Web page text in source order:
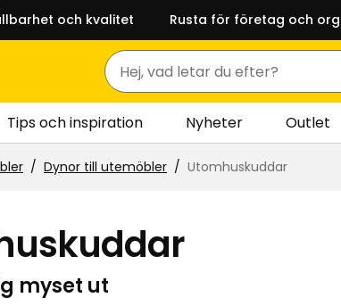
och kvalitet Rusta för företag och
Sök
Tips och inspiration Nyheter Outlet
Dynor till utemöbler Utomhuskuddar
myset ut